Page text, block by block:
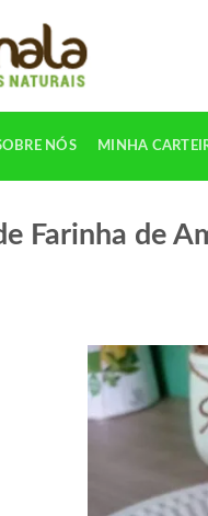
NÓS MINHA
Farinha de